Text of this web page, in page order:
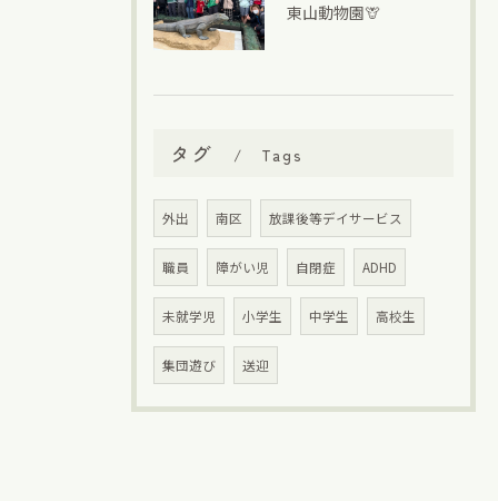
東山動物園🦒
タグ Tags
外出 南区 放課後等デイサービス
職員 障がい児 自閉症 ADHD
未就学児 小学生 中学生 高校生
集団遊び 送迎